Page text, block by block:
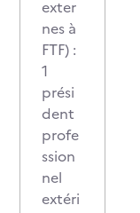
exter
nes à
FTF) :
1
prési
dent
profe
ssion
nel
extéri